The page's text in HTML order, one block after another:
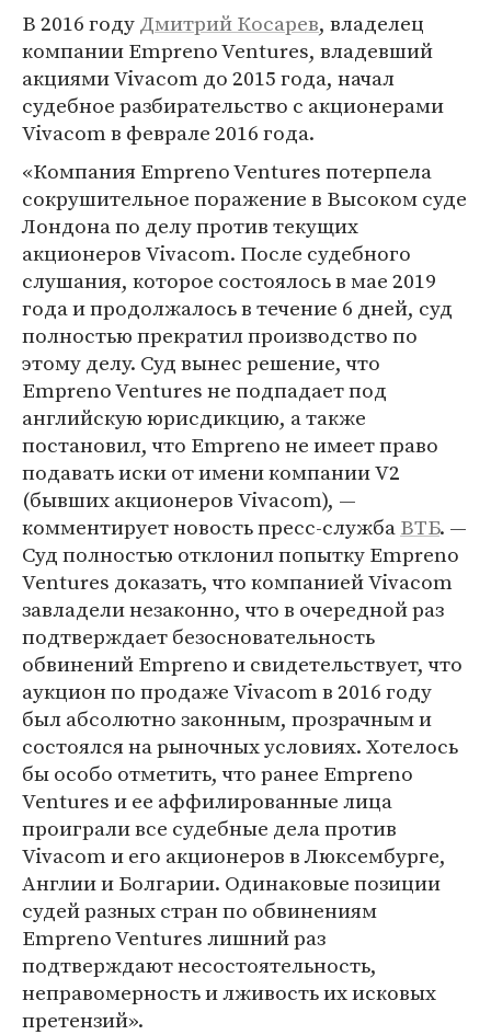
В 2016 годуДмитрий Косарев, владелец
компании Empreno Ventures, владевший
акциями Vivacom до 2015 года, начал
судебное разбирательство с акционерами
Vivacom в феврале 2016 года.
«Компания Empreno Ventures потерпела
сокрушительное поражение в Высоком суде
Лондона по делу против текущих
акционеров Vivacom. После судебного
слушания, которое состоялось в мае 2019
года и продолжалось в течение 6 дней, суд
полностью прекратил производство по
этому делу. Суд вынес решение, что
Empreno Ventures не подпадает под
английскую юрисдикцию, а также
постановил, что Empreno не имеет право
подавать иски от имени компании V2
(бывших акционеров Vivacom), —
комментирует новость пресс-службаВТБ. —
Суд полностью отклонил попытку Empreno
Ventures доказать, что компанией Vivacom
завладели незаконно, что в очередной раз
подтверждает безосновательность
обвинений Empreno и свидетельствует, что
аукцион по продаже Vivacom в 2016 году
был абсолютно законным, прозрачным и
состоялся на рыночных условиях. Хотелось
бы особо отметить, что ранее Empreno
Ventures и ее аффилированные лица
проиграли все судебные дела против
Vivacom и его акционеров в Люксембурге,
Англии и Болгарии. Одинаковые позиции
судей разных стран по обвинениям
Empreno Ventures лишний раз
подтверждают несостоятельность,
неправомерность и лживость их исковых
претензий».